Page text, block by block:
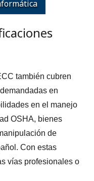
también cubren
en
en el manejo
OSHA, bienes
de
Con estas
vías profesionales o